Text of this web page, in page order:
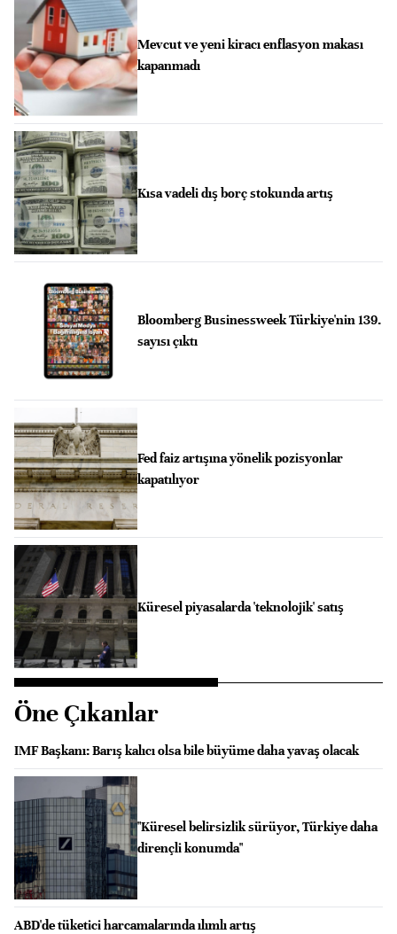
Mevcut ve yeni kiracı enflasyon makası
kapanmadı
Kısa vadeli dış borç stokunda artış
Bloomberg Businessweek Türkiye'nin 139.
sayısı çıktı
Fed faiz artışına yönelik pozisyonlar
kapatılıyor
Küresel piyasalarda 'teknolojik' satış
Öne Çıkanlar
IMF Başkanı: Barış kalıcı olsa bile büyüme daha yavaş olacak
"Küresel belirsizlik sürüyor, Türkiye daha
dirençli konumda"
ABD'de tüketici harcamalarında ılımlı artış